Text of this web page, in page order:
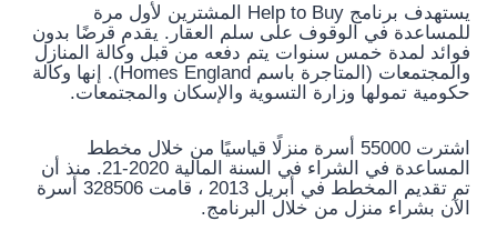
يستهدف برنامج Help to Buy المشترين لأول مرة
للمساعدة في الوقوف على سلم العقار. يقدم قرضًا بدون
فوائد لمدة خمس سنوات يتم دفعه من قبل وكالة المنازل
والمجتمعات (المتاجرة باسم Homes England). إنها وكالة
حكومية تمولها وزارة التسوية والإسكان والمجتمعات.
اشترت 55000 أسرة منزلًا قياسيًا من خلال مخطط
المساعدة في الشراء في السنة المالية 2020-21. منذ أن
تم تقديم المخطط في أبريل 2013 ، قامت 328506 أسرة
الآن بشراء منزل من خلال البرنامج.